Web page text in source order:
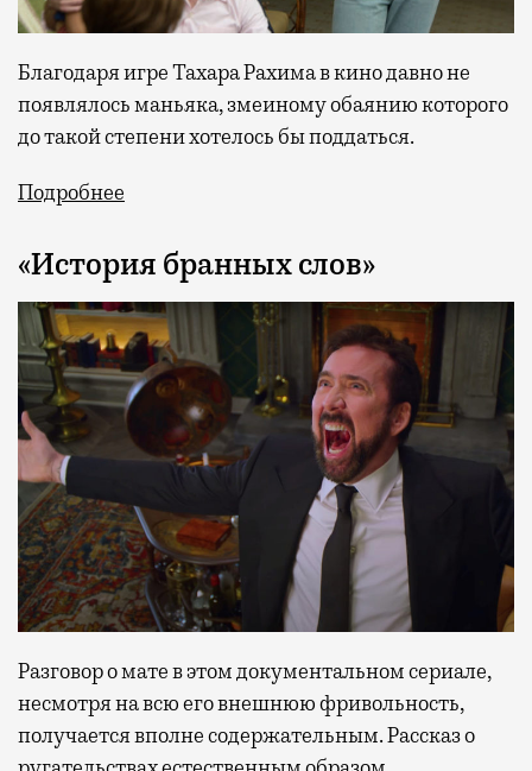
Благодаря игре Тахара Рахима в кино давно не
появлялось маньяка, змеиному обаянию которого
до такой степени хотелось бы поддаться.
Подробнее
«История бранных слов»
Разговор о мате в этом документальном сериале,
несмотря на всю его внешнюю фривольность,
получается вполне содержательным. Рассказ о